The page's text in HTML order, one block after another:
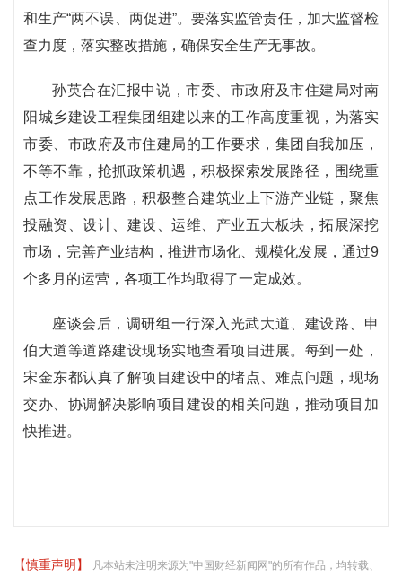
和生产“两不误、两促进”。要落实监管责任，加大监督检
查力度，落实整改措施，确保安全生产无事故。
孙英合在汇报中说，市委、市政府及市住建局对南
阳城乡建设工程集团组建以来的工作高度重视，为落实
市委、市政府及市住建局的工作要求，集团自我加压，
不等不靠，抢抓政策机遇，积极探索发展路径，围绕重
点工作发展思路，积极整合建筑业上下游产业链，聚焦
投融资、设计、建设、运维、产业五大板块，拓展深挖
市场，完善产业结构，推进市场化、规模化发展，通过9
个多月的运营，各项工作均取得了一定成效。
座谈会后，调研组一行深入光武大道、建设路、申
伯大道等道路建设现场实地查看项目进展。每到一处，
宋金东都认真了解项目建设中的堵点、难点问题，现场
交办、协调解决影响项目建设的相关问题，推动项目加
快推进。
【慎重声明】
凡本站未注明来源为"中国财经新闻网"的所有作品，均转载、